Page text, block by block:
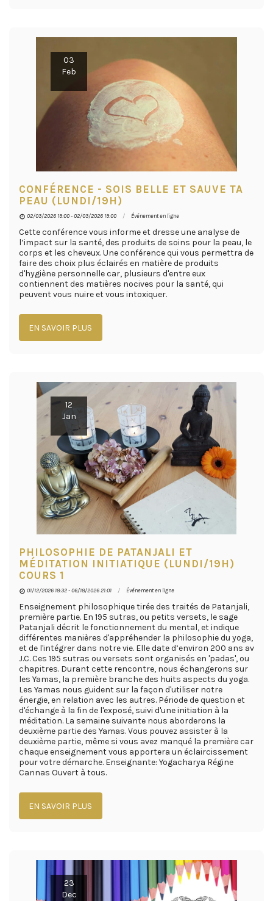
03
Feb
CONFÉRENCE - SOIS BELLE ET SAUVE TA
PEAU (LUNDI/19H)
02/03/2026 19:00 - 02/03/2026 19:00 Événement en ligne
Cette conférence vous informe et dresse une analyse de
l’impact sur la santé, des produits de soins pour la peau, le
corps et les cheveux. Une conférence qui vous permettra de
faire des choix plus éclairés en matière de produits
d'hygiène personnelle car, plusieurs d'entre eux
contiennent des matières nocives pour la santé, qui
peuvent vous nuire et vous intoxiquer.
EN SAVOIR PLUS
12
Jan
PHILOSOPHIE DE PATANJALI ET
MÉDITATION INITIATIQUE (LUNDI/19H)
COURS 1
01/12/2026 18:32 - 06/18/2026 21:01 Événement en ligne
Enseignement philosophique tirée des traités de Patanjali,
première partie. En 195 sutras, ou petits versets, le sage
Patanjali décrit le fonctionnement du mental, et indique
différentes manières d'appréhender la philosophie du yoga,
et de l'intégrer dans notre vie. Elle date d’environ 200 ans av
J.C. Ces 195 sutras ou versets sont organisés en 'padas', ou
chapitres. Durant cette rencontre, nous échangerons sur
les Yamas, la première branche des huits aspects du yoga.
Les Yamas nous guident sur la façon d'utiliser notre
énergie, en relation avec les autres. Période de question et
d'échange à la fin de l'exposé, suivi d'une initiation à la
méditation. La semaine suivante nous aborderons la
deuxième partie des Yamas. Vous pouvez assister à la
deuxième partie, même si vous avez manqué la première car
chaque enseignement vous apportera un éclaircissement
pour votre démarche. Enseignante: Yogacharya Régine
Cannas Ouvert à tous.
EN SAVOIR PLUS
23
Dec